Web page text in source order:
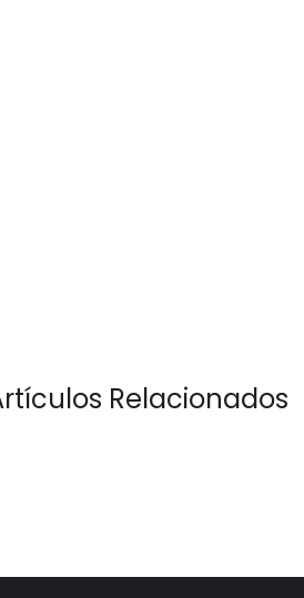
Relacionados